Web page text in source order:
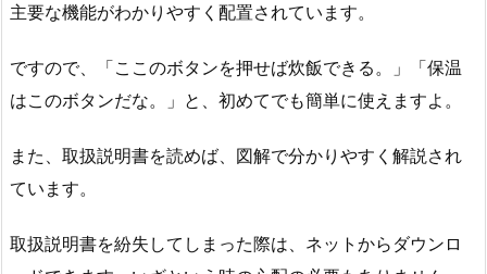
主要な機能がわかりやすく配置されています。
ですので、「ここのボタンを押せば炊飯できる。」「保温
はこのボタンだな。」と、初めてでも簡単に使えますよ。
また、取扱説明書を読めば、図解で分かりやすく解説され
ています。
取扱説明書を紛失してしまった際は、ネットからダウンロ